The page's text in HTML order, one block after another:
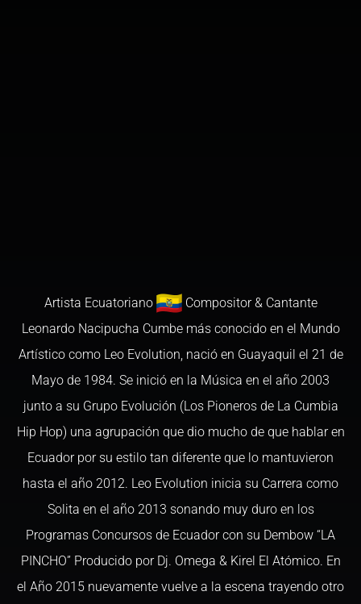
Artista Ecuatoriano
Compositor & Cantante
Leonardo Nacipucha Cumbe más conocido en el Mundo
Artístico como Leo Evolution, nació en Guayaquil el 21 de
Mayo de 1984. Se inició en la Música en el año 2003
junto a su Grupo Evolución (Los Pioneros de La Cumbia
Hip Hop) una agrupación que dio mucho de que hablar en
Ecuador por su estilo tan diferente que lo mantuvieron
hasta el año 2012. Leo Evolution inicia su Carrera como
Solita en el año 2013 sonando muy duro en los
Programas Concursos de Ecuador con su Dembow “LA
PINCHO” Producido por Dj. Omega & Kirel El Atómico. En
el Año 2015 nuevamente vuelve a la escena trayendo otro